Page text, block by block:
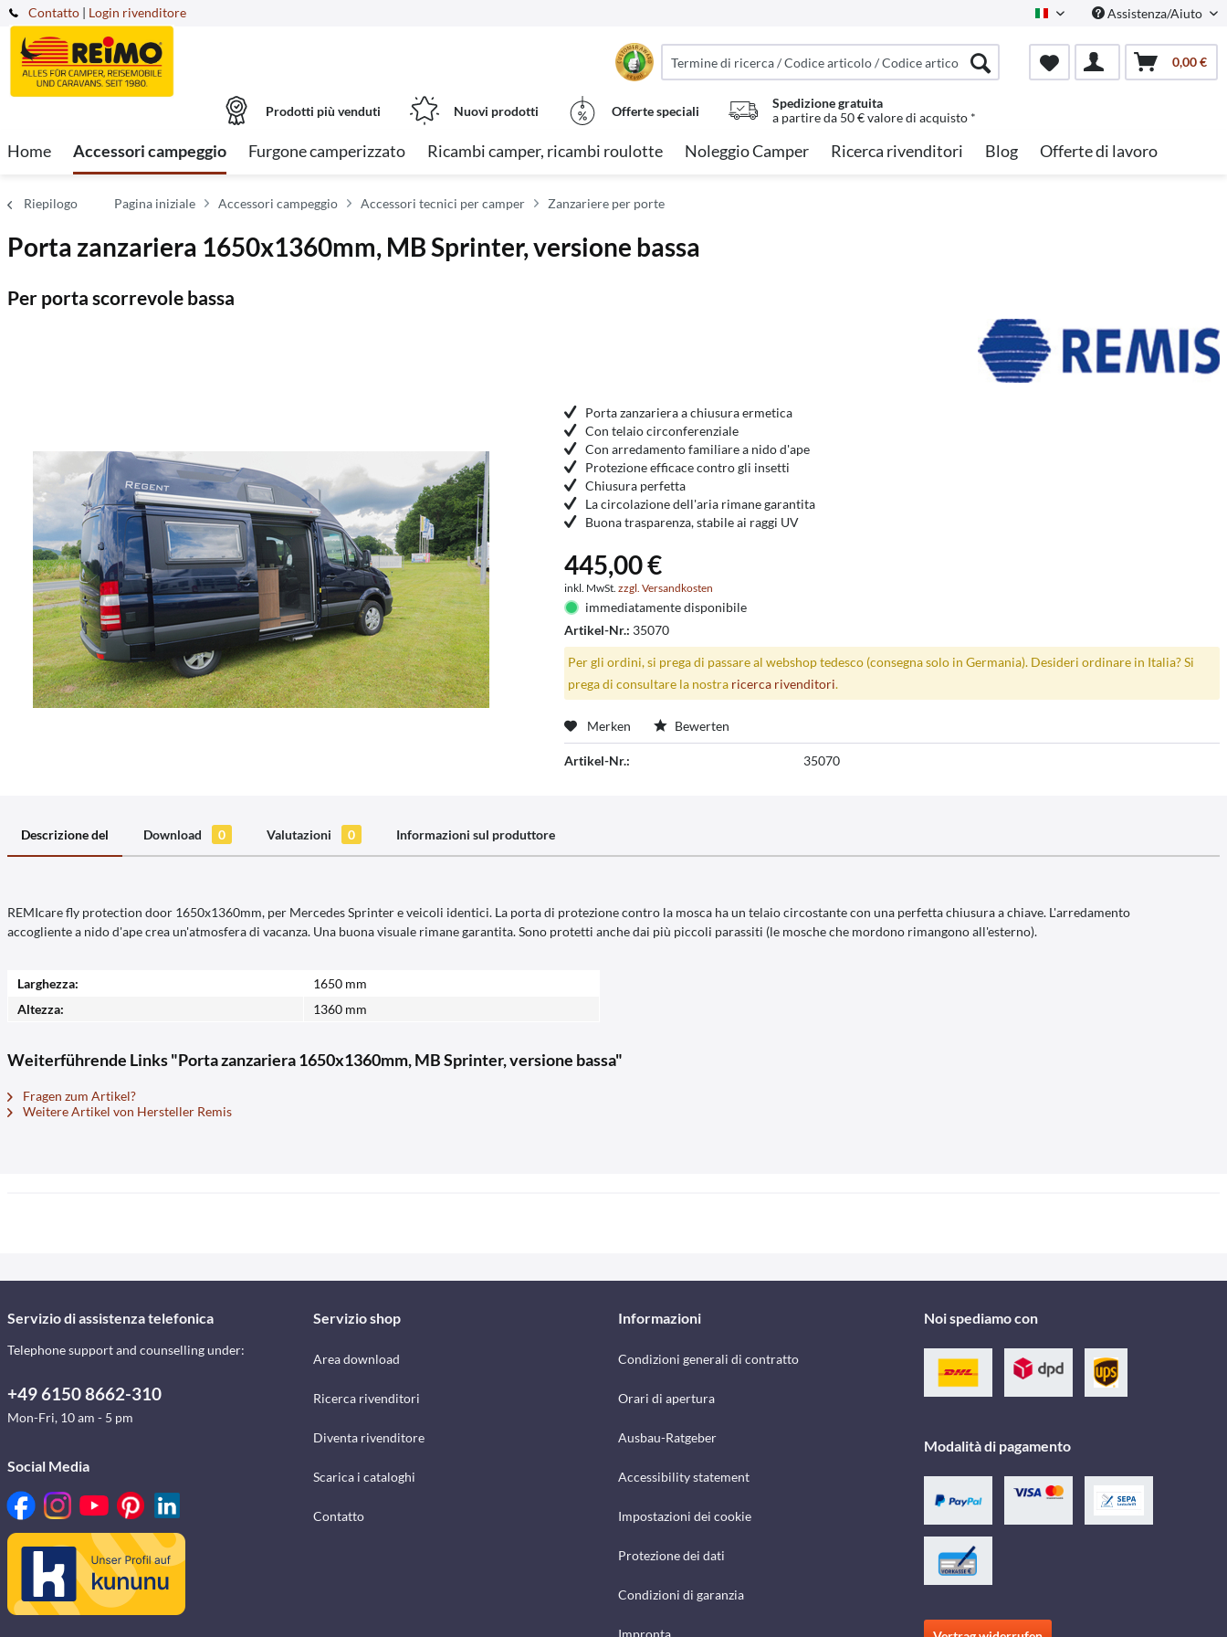
Contatto Italian Assistenza/Aiuto
| Login rivenditore
0,00 €
Prodotti più venduti Nuovi prodotti Offerte speciali
Spedizione gratuita
a partire da 50 € valore di acquisto *
Home Accessori campeggio Furgone camperizzato Ricambi camper, ricambi roulotte Noleggio Camper Ricerca rivenditori Blog Offerte di lavoro
Riepilogo Pagina iniziale Accessori campeggio Accessori tecnici per camper Zanzariere per porte
Porta zanzariera 1650x1360mm, MB Sprinter, versione bassa
Per porta scorrevole bassa
Porta zanzariera a chiusura ermetica
Con telaio circonferenziale
Con arredamento familiare a nido d'ape
Protezione efficace contro gli insetti
Chiusura perfetta
La circolazione dell'aria rimane garantita
Buona trasparenza, stabile ai raggi UV
445,00 €
inkl. MwSt. zzgl. Versandkosten
immediatamente disponibile
Artikel-Nr.: 35070
Per gli ordini, si prega di passare al webshop tedesco (consegna solo in Germania). Desideri ordinare in Italia? Si
prega di consultare la nostra ricerca rivenditori.
Merken Bewerten
Artikel-Nr.: 35070
Descrizione del Download 0 Valutazioni 0 Informazioni sul produttore
REMIcare fly protection door 1650x1360mm, per Mercedes Sprinter e veicoli identici. La porta di protezione contro la mosca ha un telaio circostante con una perfetta chiusura a chiave. L'arredamento
accogliente a nido d'ape crea un'atmosfera di vacanza. Una buona visuale rimane garantita. Sono protetti anche dai più piccoli parassiti (le mosche che mordono rimangono all'esterno).
Larghezza:
1650 mm
Altezza:
1360 mm
Weiterführende Links "Porta zanzariera 1650x1360mm, MB Sprinter, versione bassa"
Fragen zum Artikel?
Weitere Artikel von Hersteller Remis
Servizio di assistenza telefonica
Telephone support and counselling under:
+49 6150 8662-310
Mon-Fri, 10 am - 5 pm
Social Media
Servizio shop
Area download
Ricerca rivenditori
Diventa rivenditore
Scarica i cataloghi
Contatto
Informazioni
Condizioni generali di contratto
Orari di apertura
Ausbau-Ratgeber
Accessibility statement
Impostazioni dei cookie
Protezione dei dati
Condizioni di garanzia
Impronta
Noi spediamo con
Modalità di pagamento